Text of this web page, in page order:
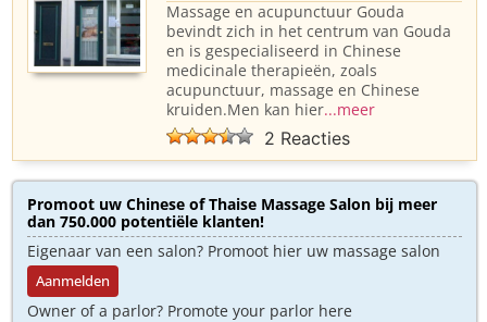
Massage en acupunctuur Gouda
bevindt zich in het centrum van Gouda
en is gespecialiseerd in Chinese
medicinale therapieën, zoals
acupunctuur, massage en Chinese
kruiden.Men kan hier...meer
2 Reacties
Promoot uw Chinese of Thaise Massage Salon bij meer
dan 750.000 potentiële klanten!
Eigenaar van een salon? Promoot hier uw massage salon
Aanmelden
Owner of a parlor? Promote your parlor here